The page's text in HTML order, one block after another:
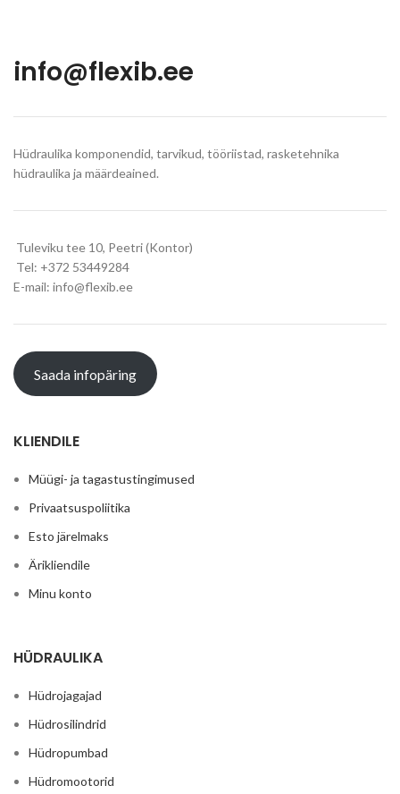
info@flexib.ee
Hüdraulika komponendid, tarvikud, tööriistad, rasketehnika
hüdraulika ja määrdeained.
Tuleviku tee 10, Peetri (Kontor)
Tel: +372 53449284
E-mail: info@flexib.ee
Saada infopäring
KLIENDILE
Müügi- ja tagastustingimused
Privaatsuspoliitika
Esto järelmaks
Ärikliendile
Minu konto
HÜDRAULIKA
Hüdrojagajad
Hüdrosilindrid
Hüdropumbad
Hüdromootorid